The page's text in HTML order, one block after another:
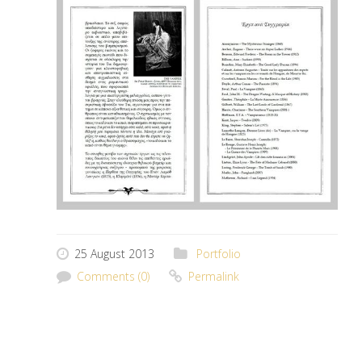
25 August 2013
Portfolio
Comments (0)
Permalink